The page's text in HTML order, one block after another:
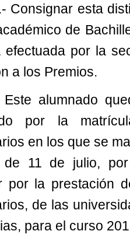
Consignar esta
de
efectuada por la
a los Premios.
Este alumnado
por la
en los que se
de 11 de julio,
por la prestación
de las
para el curso